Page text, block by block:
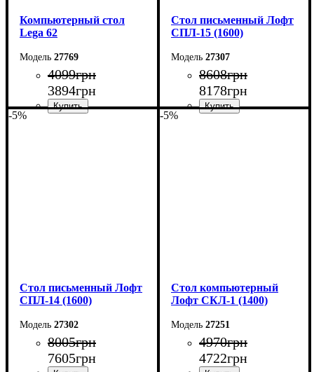
Компьютерный стол
Lega 62
27769
4099грн
3894грн
Стол письменный Лофт
СПЛ-15 (1600)
27307
8608грн
8178грн
-5%
Стол письменный Лофт
СПЛ-14 (1600)
27302
8005грн
7605грн
-5%
Стол компьютерный
Лофт СКЛ-1 (1400)
27251
4970грн
4722грн